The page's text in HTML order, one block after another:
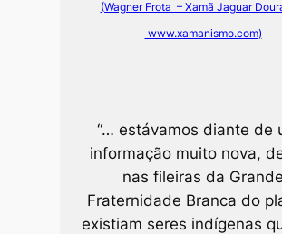
(Wagner Frota – Xamã Jaguar
www.xamanismo.com)
“… estávamos diante de
informação muito nova,
nas fileiras da Grande
Fraternidade Branca do
existiam seres indígenas